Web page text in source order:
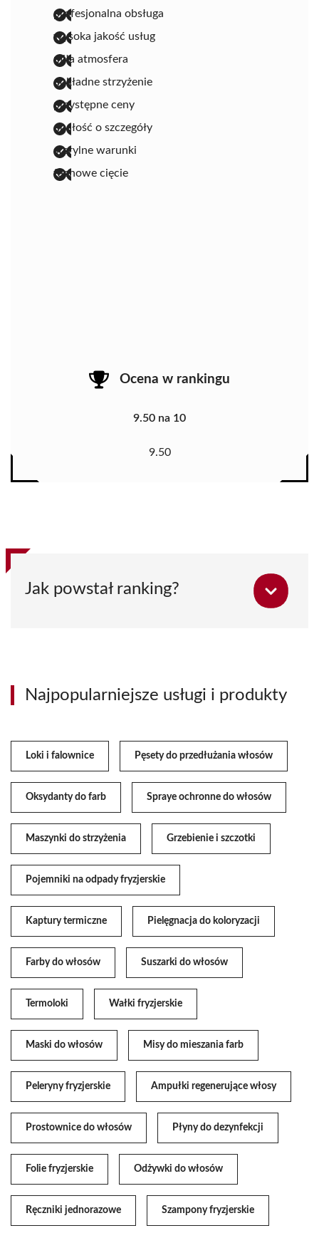
profesjonalna obsługa
wysoka jakość usług
miła atmosfera
dokładne strzyżenie
przystępne ceny
dbałość o szczegóły
sterylne warunki
fachowe cięcie
Ocena w rankingu
9.50 na 10
9.50
Jak powstał ranking?
Najpopularniejsze usługi i produkty
Loki i falownice Pęsety do przedłużania włosów
Oksydanty do farb Spraye ochronne do włosów
Maszynki do strzyżenia Grzebienie i szczotki
Pojemniki na odpady fryzjerskie
Kaptury termiczne Pielęgnacja do koloryzacji
Farby do włosów Suszarki do włosów
Termoloki Wałki fryzjerskie
Maski do włosów Misy do mieszania farb
Peleryny fryzjerskie Ampułki regenerujące włosy
Prostownice do włosów Płyny do dezynfekcji
Folie fryzjerskie Odżywki do włosów
Ręczniki jednorazowe Szampony fryzjerskie